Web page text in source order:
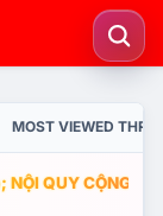
MOST VIEWED
QUY CỘNG